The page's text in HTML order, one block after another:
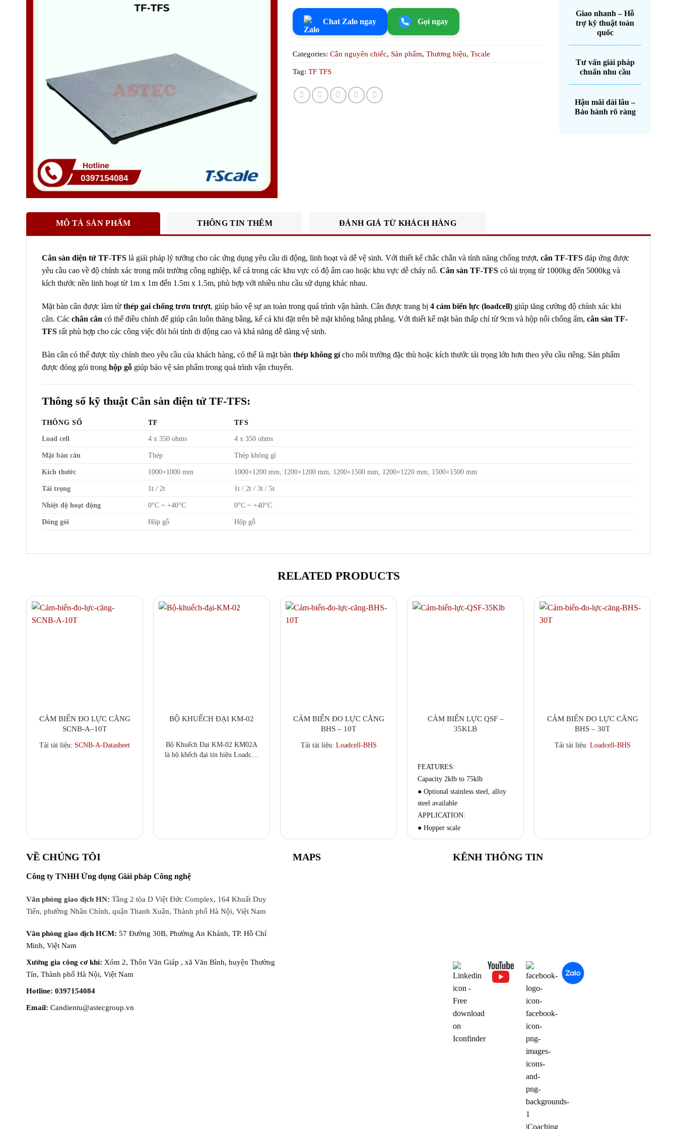
Chat Zalo ngay Gọi ngay
Categories:Cân nguyên chiếc, Sản phẩm,Thương hiệu,Tscale
Tag:TF TFS
Giao nhanh – Hỗ
trợ kỹ thuật toàn
quốc
Tư vấn giải pháp
chuẩn nhu cầu
Hậu mãi dài lâu –
Bảo hành rõ ràng
MÔ TẢ SẢN PHẨM THÔNG TIN THÊM ĐÁNH GIÁ TỪ KHÁCH HÀNG
Cân sàn điện tử TF-TFS là giải pháp lý tưởng cho các ứng dụng yêu cầu di động, linh hoạt và dễ vệ sinh. Với thiết kế chắc chắn và tính năng chống trượt, cân TF-TFS đáp ứng được
yêu cầu cao về độ chính xác trong môi trường công nghiệp, kể cả trong các khu vực có độ ẩm cao hoặc khu vực dễ cháy nổ. Cân sàn TF-TFS có tải trọng từ 1000kg đến 5000kg và
kích thước nền linh hoạt từ 1m x 1m đến 1.5m x 1.5m, phù hợp với nhiều nhu cầu sử dụng khác nhau.
Mặt bàn cân được làm từ thép gai chống trơn trượt, giúp bảo vệ sự an toàn trong quá trình vận hành. Cân được trang bị 4 cảm biến lực (loadcell) giúp tăng cường độ chính xác khi
cân. Các chân cân có thể điều chỉnh để giúp cân luôn thăng bằng, kể cả khi đặt trên bề mặt không bằng phẳng. Với thiết kế mặt bàn thấp chỉ từ 9cm và hộp nối chống ẩm, cân sàn TF-
TFS rất phù hợp cho các công việc đòi hỏi tính di động cao và khả năng dễ dàng vệ sinh.
Bàn cân có thể được tùy chỉnh theo yêu cầu của khách hàng, có thể là mặt bàn thép không gỉ cho môi trường đặc thù hoặc kích thước tải trọng lớn hơn theo yêu cầu riêng. Sản phẩm
được đóng gói trong hộp gỗ giúp bảo vệ sản phẩm trong quá trình vận chuyển.
Thông số kỹ thuật Cân sàn điện tử TF-TFS:
THÔNG SỐ TF
TFS
Load cell
4 x 350 ohms 4 x 350 ohms
Mặt bàn cân Thép Thép không gỉ
Kích thước 1000×1000 mm 1000×1200 mm, 1200×1200 mm, 1200×1500 mm, 1200×1220 mm, 1500×1500 mm
Tải trọng 1t / 2t 1t / 2t / 3t / 5t
Nhiệt độ hoạt động 0°C ~ +40°C 0°C ~ +40°C
Đóng gói Hộp gỗ Hộp gỗ
RELATED PRODUCTS
CẢM BIẾN ĐO LỰC CĂNG
SCNB-A–10T
Tải tài liệu: SCNB-A-Datasheet
BỘ KHUẾCH ĐẠI KM-02
Bộ Khuếch Đại KM-02 KM02A
là bộ khếch đại tín hiệu Loadcell
CẢM BIẾN ĐO LỰC CĂNG
BHS – 10T
Tải tài liệu: Loadcell-BHS
CẢM BIẾN LỰC QSF –
35KLB
FEATURES:
Capacity 2klb to 75klb
● Optional stainless steel, alloy
steel available
APPLICATION:
● Hopper scale
CẢM BIẾN ĐO LỰC CĂNG
BHS – 30T
Tải tài liệu: Loadcell-BHS
VỀ CHÚNG TÔI
Công ty TNHH Ứng dụng Giải pháp Công nghệ
Văn phòng giao dịch HN: Tầng 2 tòa D Việt Đức Complex, 164 Khuất Duy
Tiến, phường Nhân Chính, quận Thanh Xuân, Thành phố Hà Nội, Việt Nam
Văn phòng giao dịch HCM: 57 Đường 30B, Phường An Khánh, TP. Hồ Chí
Minh, Việt Nam
Xưởng gia công cơ khí: Xóm 2, Thôn Văn Giáp , xã Văn Bình, huyện Thường
Tín, Thành phố Hà Nội, Việt Nam
Hotline: 0397154084
Email: Candientu@astecgroup.vn
MAPS KÊNH THÔNG TIN